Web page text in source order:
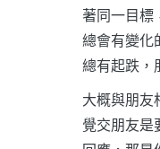
著同一目標
總會有變化
總有起跌，
大概與朋友
覺交朋友是